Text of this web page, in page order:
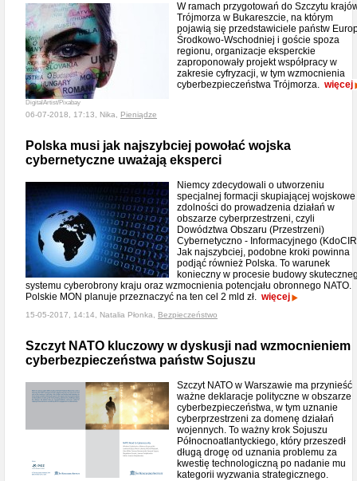
DigitalArtist/Pixabay
W ramach przygotowań do Szczytu
Trójmorza w Bukareszcie, na którym
pojawią się przedstawiciele państw
Środkowo-Wschodniej i goście spoza
regionu, organizacje eksperckie
zaproponowały projekt współpracy w
zakresie cyfryzacji, w tym wzmocnienia
cyberbezpieczeństwa Trójmorza. więcej
06-07-2018, 17:13, Nika, Pieniądze
Polska musi jak najszybciej powołać wojska
cybernetyczne uważają eksperci
Niemcy zdecydowali o utworzeniu
specjalnej formacji skupiającej wojskowe
zdolności do prowadzenia działań w
obszarze cyberprzestrzeni, czyli
Dowództwa Obszaru (Przestrzeni)
Cybernetyczno - Informacyjnego
Jak najszybciej, podobne kroki powinna
podjąć również Polska. To warunek
konieczny w procesie budowy
systemu cyberobrony kraju oraz wzmocnienia potencjału obronnego NATO.
Polskie MON planuje przeznaczyć na ten cel 2 mld zł. więcej
15-05-2017, 14:14, Natalia Płonka, Bezpieczeństwo
Szczyt NATO kluczowy w dyskusji nad wzmocnieniem
cyberbezpieczeństwa państw Sojuszu
Szczyt NATO w Warszawie ma przynieść
ważne deklaracje polityczne w obszarze
cyberbezpieczeństwa, w tym uznanie
cyberprzestrzeni za domenę działań
wojennych. To ważny krok Sojuszu
Północnoatlantyckiego, który przeszedł
długą drogę od uznania problemu za
kwestię technologiczną po nadanie mu
kategorii wyzwania strategicznego.